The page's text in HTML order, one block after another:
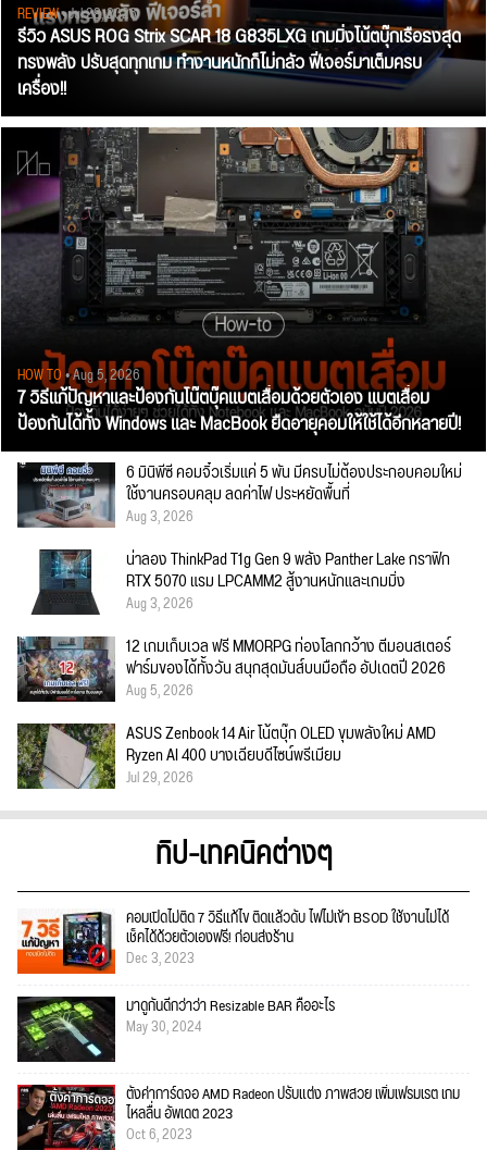
REVIEW• Jul 28, 2026
รีวิว ASUS ROG Strix SCAR 18 G835LXG เกมมิ่งโน้ตบุ๊กเรือธงสุด
ทรงพลัง ปรับสุดทุกเกม ทำงานหนักก็ไม่กลัว ฟีเจอร์มาเต็มครบ
เครื่อง!!
HOW TO• Aug 5, 2026
7 วิธีแก้ปัญหาและป้องกันโน๊ตบุ๊คแบตเสื่อมด้วยตัวเอง แบตเสื่อม
ป้องกันได้ทั้ง Windows และ MacBook ยืดอายุคอมให้ใช้ได้อีกหลายปี!
6 มินิพีซี คอมจิ๋วเริ่มแค่ 5 พัน มีครบไม่ต้องประกอบคอมใหม่
ใช้งานครอบคลุม ลดค่าไฟ ประหยัดพื้นที่
Aug 3, 2026
น่าลอง ThinkPad T1g Gen 9 พลัง Panther Lake กราฟิก
RTX 5070 แรม LPCAMM2 สู้งานหนักและเกมมิ่ง
Aug 3, 2026
12 เกมเก็บเวล ฟรี MMORPG ท่องโลกกว้าง ตีมอนสเตอร์
ฟาร์มของได้ทั้งวัน สนุกสุดมันส์บนมือถือ อัปเดตปี 2026
Aug 5, 2026
ASUS Zenbook 14 Air โน้ตบุ๊ก OLED ขุมพลังใหม่ AMD
Ryzen AI 400 บางเฉียบดีไซน์พรีเมียม
Jul 29, 2026
ทิป-เทคนิคต่างๆ
คอมเปิดไม่ติด 7 วิธีแก้ไข ติดแล้วดับ ไฟไม่เข้า BSOD ใช้งานไม่ได้
เช็คได้ด้วยตัวเองฟรี! ก่อนส่งร้าน
Dec 3, 2023
มาดูกันดีกว่าว่า Resizable BAR คืออะไร
May 30, 2024
ตั้งค่าการ์ดจอ AMD Radeon ปรับแต่ง ภาพสวย เพิ่มเฟรมเรต เกม
ไหลลื่น อัพเดต 2023
Oct 6, 2023